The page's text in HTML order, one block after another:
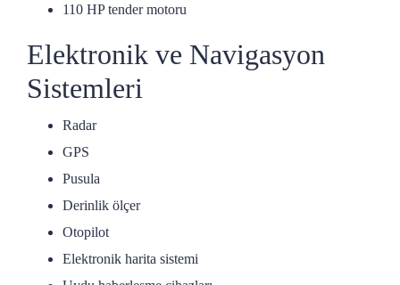
110 HP tender motoru
Elektronik ve Navigasyon
Sistemleri
Radar
GPS
Pusula
Derinlik ölçer
Otopilot
Elektronik harita sistemi